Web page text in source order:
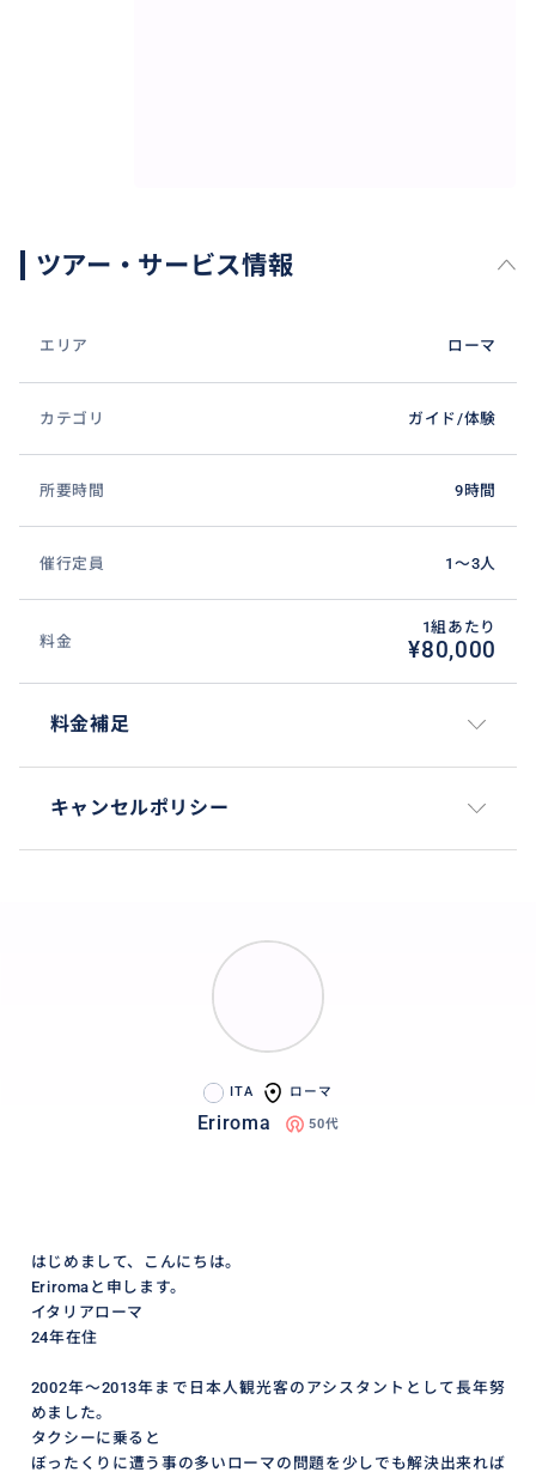
ツアー・サービス情報
エリア ローマ
カテゴリ ガイド/体験
所要時間 9時間
催行定員 1〜3人
料金
1組あたり
¥80,000
料金補足
キャンセルポリシー
ITA ローマ
Eriroma 50代
はじめまして、こんにちは。
Eriromaと申します。
イタリアローマ
24年在住
2002年〜2013年まで日本人観光客のアシスタントとして長年努
めました。
タクシーに乗ると
ぼったくりに遭う事の多いローマの問題を少しでも解決出来れば